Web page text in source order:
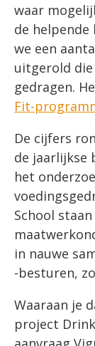
waar
de helpende
we een
uitgerold
gedragen.
Fit-
De cijfers
de jaarlijkse
het
School
in nauwe
-besturen,
Waaraan je
project